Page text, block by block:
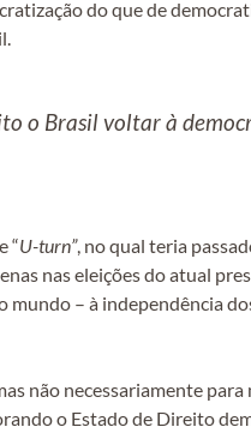
do que de
o Brasil voltar à
“U-turn”, no qual teria
nas eleições do atual
– à independência
não necessariamente
o Estado de Direito